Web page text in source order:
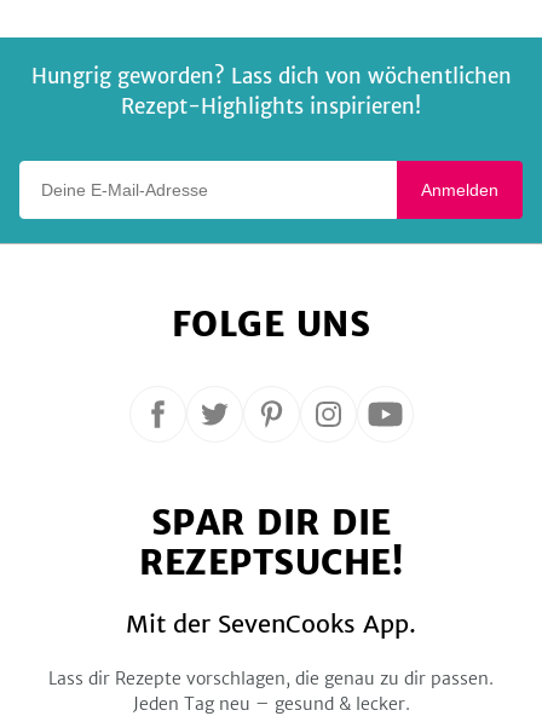
Hungrig geworden? Lass dich von wöchentlichen
Rezept-Highlights inspirieren!
Anmelden
FOLGE UNS
Folge
Facebook
Folge
Twitter
Folge
Pinterest
Folge
Instagram
Folge
YouTube
SPAR DIR DIE
REZEPTSUCHE!
Mit der SevenCooks App.
Lass dir Rezepte vorschlagen, die genau zu dir passen.
Jeden Tag neu – gesund & lecker.